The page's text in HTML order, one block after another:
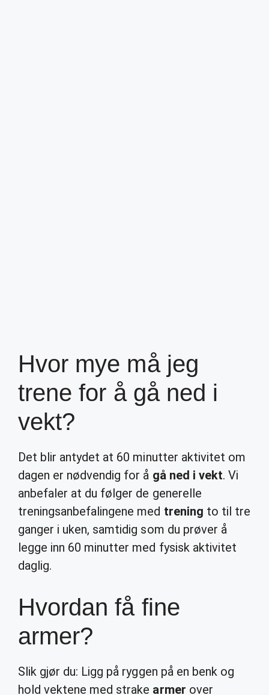
Hvor mye må jeg
trene for å gå ned i
vekt?
Det blir antydet at 60 minutter aktivitet om
dagen er nødvendig for å gå ned i vekt. Vi
anbefaler at du følger de generelle
treningsanbefalingene med trening to til tre
ganger i uken, samtidig som du prøver å
legge inn 60 minutter med fysisk aktivitet
daglig.
Hvordan få fine
armer?
Slik gjør du: Ligg på ryggen på en benk og
hold vektene med strake armer over